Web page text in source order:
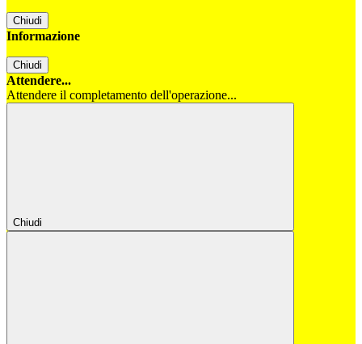
Chiudi
Informazione
Chiudi
Attendere...
Attendere il completamento dell'operazione...
Chiudi